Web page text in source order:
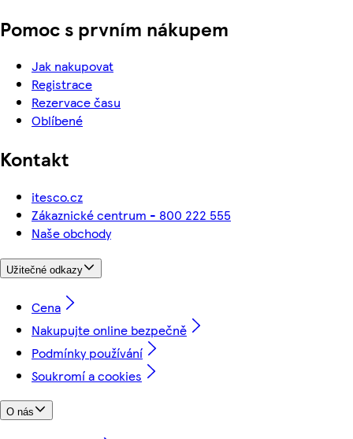
Pomoc s prvním nákupem
Jak nakupovat
Registrace
Rezervace času
Oblíbené
Kontakt
itesco.cz
Zákaznické centrum - 800 222 555
Naše obchody
Užitečné odkazy
Cena
Nakupujte online bezpečně
Podmínky používání
Soukromí a cookies
O nás